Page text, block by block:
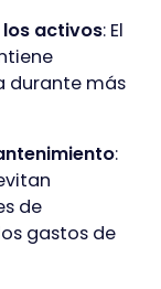
activos: El
durante más
:
de
gastos de